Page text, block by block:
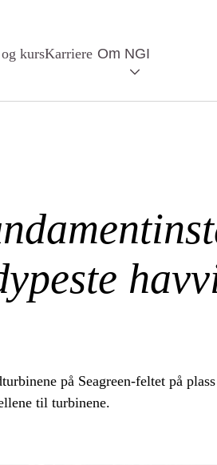
kursKarriere Om NGI
på Seagreen-feltet på
til turbinene.